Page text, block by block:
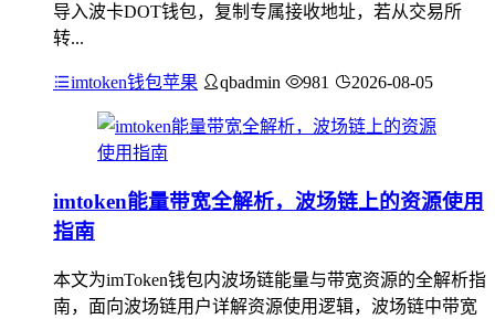
导入波卡DOT钱包，复制专属接收地址，若从交易所
转...
imtoken钱包苹果 qbadmin 981 2026-08-05
imtoken能量带宽全解析，波场链上的资源使用
指南
本文为imToken钱包内波场链能量与带宽资源的全解析指
南，面向波场链用户详解资源使用逻辑，波场链中带宽